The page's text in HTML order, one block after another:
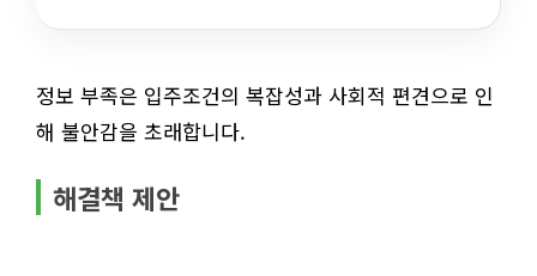
정보 부족은 입주조건의 복잡성과 사회적 편견으로 인
해 불안감을 초래합니다.
해결책 제안